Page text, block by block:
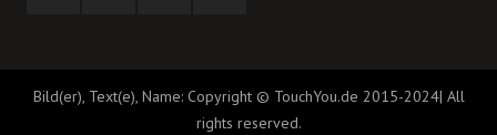
Bild(er), Text(e), Name: Copyright © TouchYou.de 2015-2024| All
rights reserved.